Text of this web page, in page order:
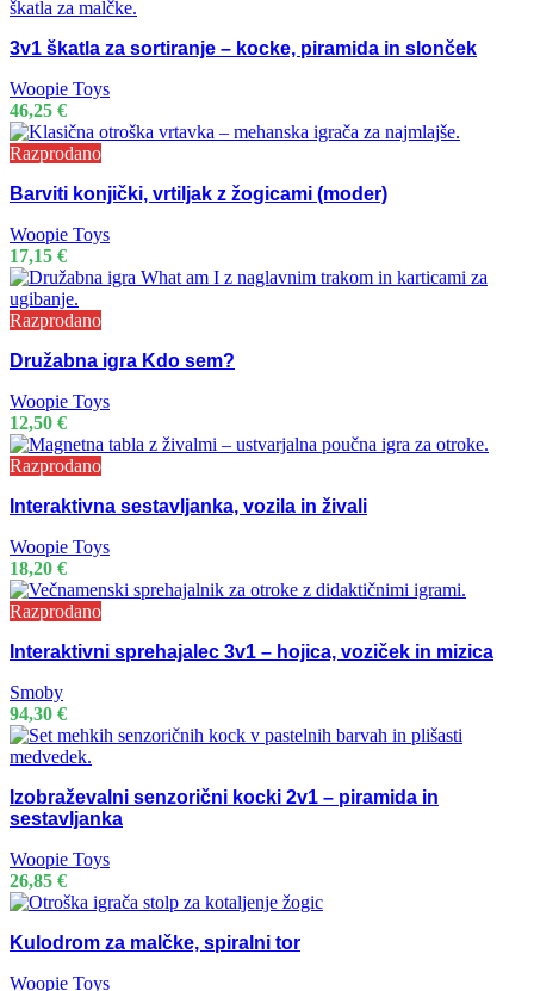
3v1 škatla za sortiranje – kocke, piramida in slonček
Woopie Toys
46,25 €
Razprodano
Barviti konjički, vrtiljak z žogicami (moder)
Woopie Toys
17,15 €
Razprodano
Družabna igra Kdo sem?
Woopie Toys
12,50 €
Razprodano
Interaktivna sestavljanka, vozila in živali
Woopie Toys
18,20 €
Razprodano
Interaktivni sprehajalec 3v1 – hojica, voziček in mizica
Smoby
94,30 €
Izobraževalni senzorični kocki 2v1 – piramida in
sestavljanka
Woopie Toys
26,85 €
Kulodrom za malčke, spiralni tor
Woopie Toys